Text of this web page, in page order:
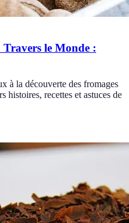
le Monde :
à la découverte des fromages
histoires, recettes et astuces de